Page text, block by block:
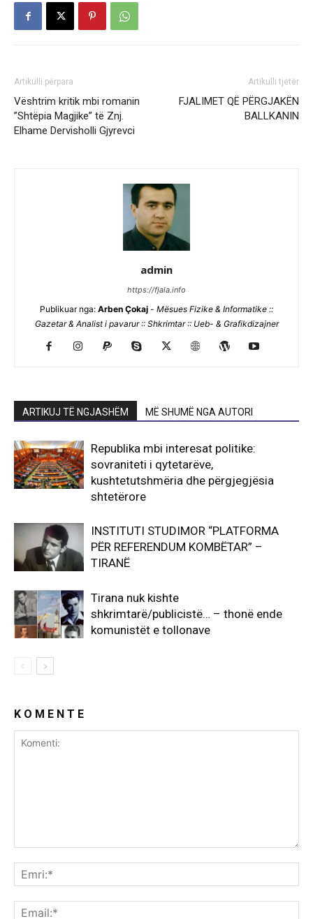
Artikulli përpara
Vështrim kritik mbi romanin
”Shtëpia Magjike” të Znj.
Elhame Dervisholli Gjyrevci
Artikulli tjetër
FJALIMET QË PËRGJAKËN
BALLKANIN
admin
https://fjala.info
Publikuar nga: Arben Çokaj - Mësues Fizike & Informatike ::
Gazetar & Analist i pavarur :: Shkrimtar :: Ueb- & Grafikdizajner
ARTIKUJ TË NGJASHËM MË SHUMË NGA AUTORI
Republika mbi interesat politike:
sovraniteti i qytetarëve,
kushtetutshmëria dhe përgjegjësia
shtetërore
INSTITUTI STUDIMOR “PLATFORMA
PËR REFERENDUM KOMBËTAR” –
TIRANË
Tirana nuk kishte
shkrimtarë/publicistë… – thonë ende
komunistët e tollonave
K O M E N T E